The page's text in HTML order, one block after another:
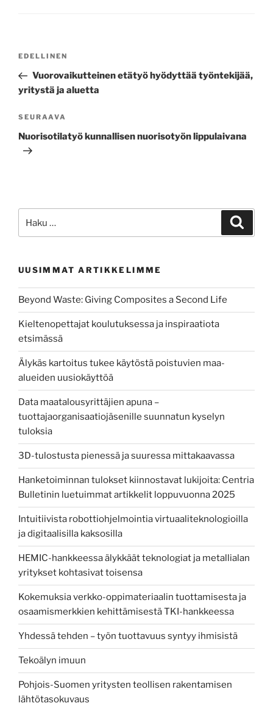
Edellinen
artikkeli
EDELLINEN
Vuorovaikutteinen etätyö hyödyttää työntekijää,
yritystä ja aluetta
Seuraava
artikkeli
SEURAAVA
Nuorisotilatyö kunnallisen nuorisotyön lippulaivana
UUSIMMAT ARTIKKELIMME
Beyond Waste: Giving Composites a Second Life
Kieltenopettajat koulutuksessa ja inspiraatiota
etsimässä
Älykäs kartoitus tukee käytöstä poistuvien maa-
alueiden uusiokäyttöä
Data maatalousyrittäjien apuna –
tuottajaorganisaatiojäsenille suunnatun kyselyn
tuloksia
3D-tulostusta pienessä ja suuressa mittakaavassa
Hanketoiminnan tulokset kiinnostavat lukijoita: Centria
Bulletinin luetuimmat artikkelit loppuvuonna 2025
Intuitiivista robottiohjelmointia virtuaaliteknologioilla
ja digitaalisilla kaksosilla
HEMIC-hankkeessa älykkäät teknologiat ja metallialan
yritykset kohtasivat toisensa
Kokemuksia verkko-oppimateriaalin tuottamisesta ja
osaamismerkkien kehittämisestä TKI-hankkeessa
Yhdessä tehden – työn tuottavuus syntyy ihmisistä
Tekoälyn imuun
Pohjois-Suomen yritysten teollisen rakentamisen
lähtötasokuvaus